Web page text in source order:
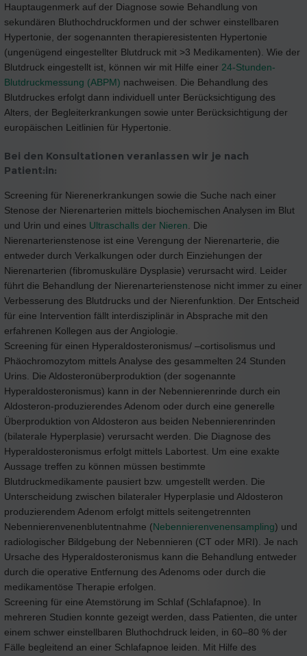
Hauptaugenmerk auf der Diagnose sowie Behandlung von
sekundären Bluthochdruckformen und der schwer einstellbaren
Hypertonie, der sogenannten therapieresistenten Hypertonie
(ungenügend eingestellter Blutdruck mit >3 Medikamenten). Wie der
Blutdruck eingestellt ist, können wir mit Hilfe einer 24-Stunden-
Blutdruckmessung (ABPM) nachweisen. Die Behandlung des
Blutdruckes erfolgt dann individuell unter Berücksichtigung des
Alters, der Begleiterkrankungen sowie unter Berücksichtigung der
europäischen Leitlinien für Hypertonie.
Bei den Konsultationen veranlassen wir je nach
Patient:in:
Screening für Nierenerkrankungen sowie die Suche nach einer
Stenose der Nierenarterien mittels biochemischen Analysen im Blut
und Urin und eines Ultraschalls der Nieren . Die
Nierenarterienstenose ist eine Verengung der Nierenarterie, die
entweder durch Verkalkungen oder durch Einziehungen der
Nierenarterien (fibromuskuläre Dysplasie) verursacht wird. Leider
führt die Behandlung der Nierenarterienstenose nicht immer zu einer
Verbesserung des Blutdrucks und der Nierenfunktion. Der Entscheid
für eine Intervention fällt interdisziplinär in Absprache mit den
erfahrenen Kollegen aus der Angiologie.
Screening für einen Hyperaldosteronismus/ –cortisolismus und
Phäochromozytom mittels Analyse des gesammelten 24 Stunden
Urins. Die Aldosteronüberproduktion (der sogenannte
Hyperaldosteronismus) kann in der Nebennierenrinde durch ein
Aldosteron-produzierendes Adenom oder durch eine generelle
Überproduktion von Aldosteron aus beiden Nebennierenrinden
(bilaterale Hyperplasie) verursacht werden. Die Diagnose des
Hyperaldosteronismus erfolgt mittels Labortest. Um eine exakte
Aussage treffen zu können müssen bestimmte
Blutdruckmedikamente pausiert bzw. umgestellt werden. Die
Unterscheidung zwischen bilateraler Hyperplasie und Aldosteron
produzierendem Adenom erfolgt mittels seitengetrennten
Nebennierenvenenblutentnahme (Nebennierenvenensampling) und
radiologischer Bildgebung der Nebennieren (CT oder MRI). Je nach
Ursache des Hyperaldosteronismus kann die Behandlung entweder
durch die operative Entfernung des Adenoms oder durch die
medikamentöse Therapie erfolgen.
Screening für eine Atemstörung im Schlaf (Schlafapnoe). In
mehreren Studien konnte gezeigt werden, dass Patienten, die unter
einem schwer einstellbaren Bluthochdruck leiden, in 60–80 % der
Fälle begleitend an einer Schlafapnoe leiden. Mit Hilfe des